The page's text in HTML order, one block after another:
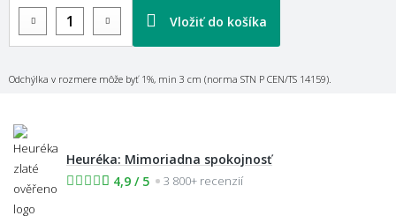
Vložiť do košíka
Odchýlka v rozmere môže byť 1%, min 3 cm (norma STN P CEN/TS 14159).
Heuréka: Mimoriadna spokojnosť
4,9 / 5
3 800+ recenzií